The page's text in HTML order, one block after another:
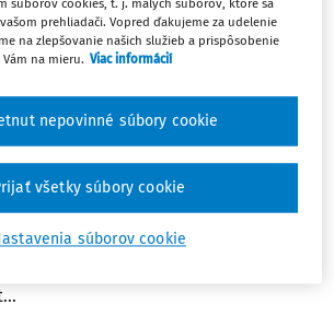
Slovenské a
dejiny štátu a práva v
a československé dejiny štátu a
- 1989. Právnická fakulta UMB,
súborov cookies, t. j. malých súborov, ktoré sa
prehliadači. Vopred ďakujeme za udelenie
na zlepšovanie našich služieb a prispôsobenie
na mieru. Viac informácií
súborov cookie
nepovinné súbory cookie
všetky súbory cookie